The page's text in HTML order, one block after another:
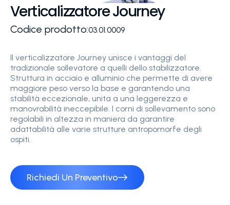
Verticalizzatore Journey
Codice prodotto:03.01.0009
Il verticalizzatore Journey unisce i vantaggi del
tradizionale sollevatore a quelli dello stabilizzatore.
Struttura in acciaio e alluminio che permette di avere
maggiore peso verso la base e garantendo una
stabilità eccezionale, unita a una leggerezza e
manovrabilità ineccepibile. I corni di sollevamento sono
regolabili in altezza in maniera da garantire
adattabilità alle varie strutture antropomorfe degli
ospiti.
Richiedi Un Preventivo